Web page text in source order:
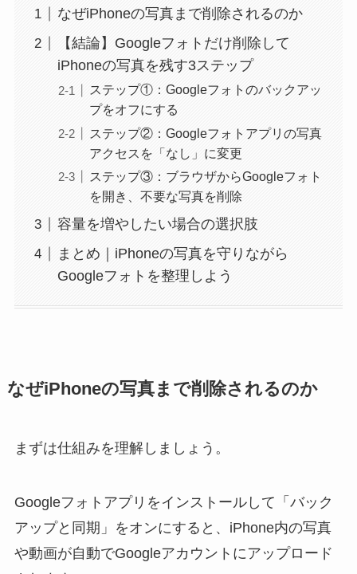
なぜiPhoneの写真まで削除されるのか
【結論】Googleフォトだけ削除して
iPhoneの写真を残す3ステップ
ステップ①：Googleフォトのバックアッ
プをオフにする
ステップ②：Googleフォトアプリの写真
アクセスを「なし」に変更
ステップ③：ブラウザからGoogleフォト
を開き、不要な写真を削除
容量を増やしたい場合の選択肢
まとめ｜iPhoneの写真を守りながら
Googleフォトを整理しよう
なぜiPhoneの写真まで削除されるのか
まずは仕組みを理解しましょう。
Googleフォトアプリをインストールして「バック
アップと同期」をオンにすると、iPhone内の写真
や動画が自動でGoogleアカウントにアップロード